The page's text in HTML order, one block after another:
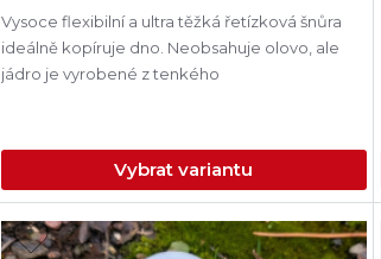
Vysoce flexibilní a ultra těžká řetízková šnůra
ideálně kopíruje dno. Neobsahuje olovo, ale
jádro je vyrobené z tenkého
Vybrat variantu